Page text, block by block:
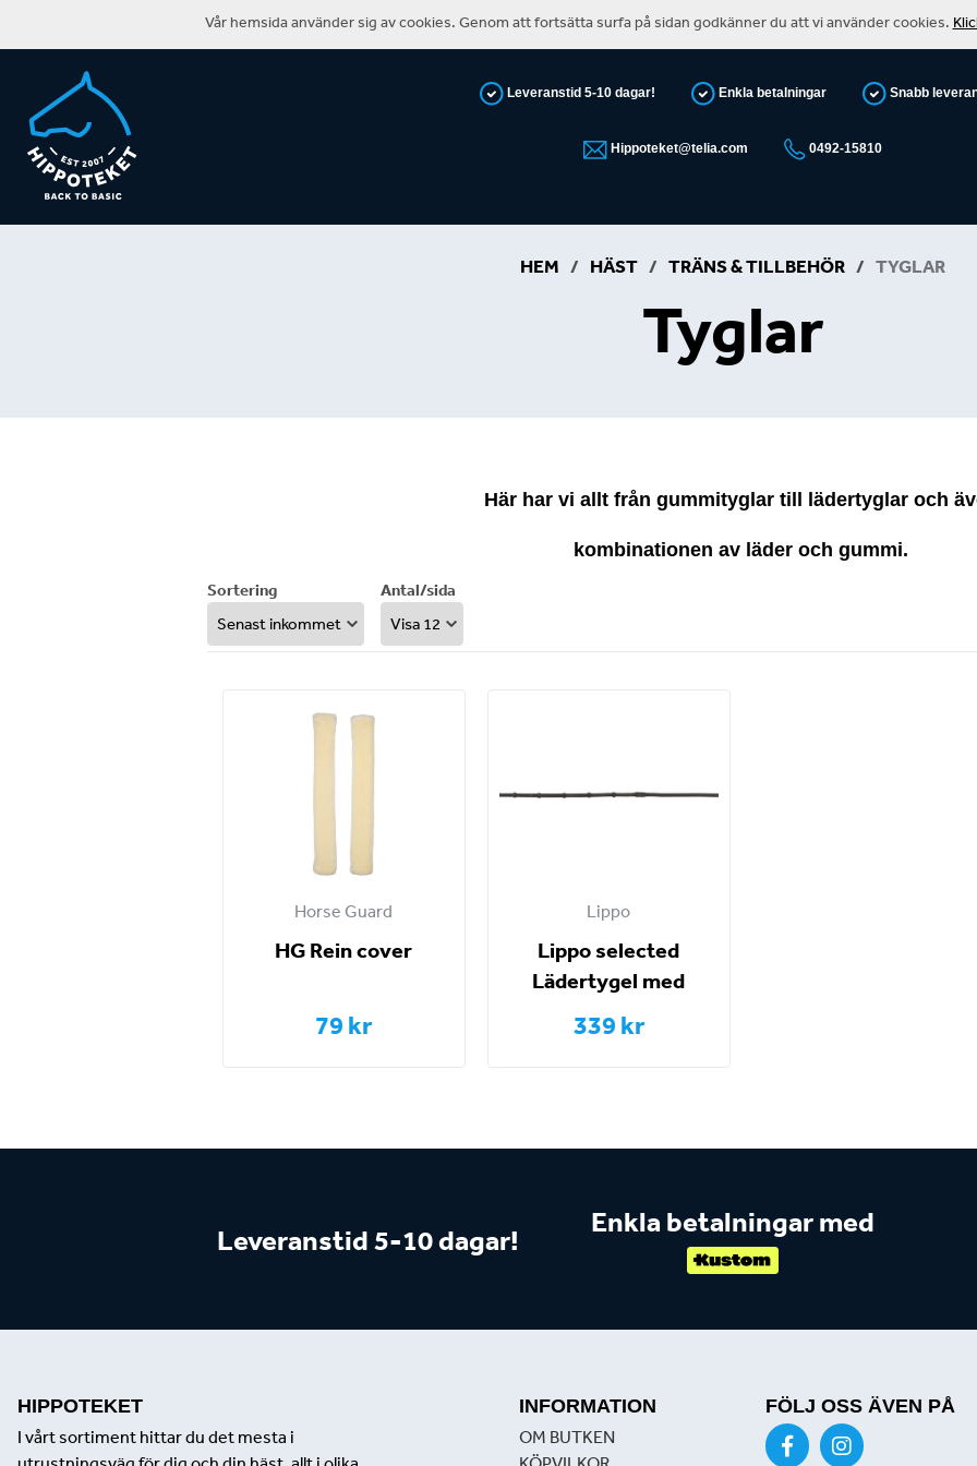
Leveranstid 5-10 dagar! Enkla betalningar Snabb
Hippoteket@telia.com 0492-15810
HEM / HÄST / TRÄNS & TILLBEHÖR / TYGLAR
Tyglar
Här har vi allt från gummityglar till lädertyglar och
kombinationen av läder och gummi.
Sortering Antal/sida
Horse Guard
HG Rein cover
79 kr
Lippo
Lippo selected
Lädertygel med
gummiinsida och
stoppar
339 kr
Leveranstid 5-10 dagar!
Enkla betalningar med
HIPPOTEKET
I vårt sortiment hittar du det mesta i
INFORMATION
OM BUTKEN
FÖLJ OSS ÄVEN PÅ
Vår hemsida använder sig av cookies. Genom att fortsätta surfa på sidan godkänner du att vi använder cookies.